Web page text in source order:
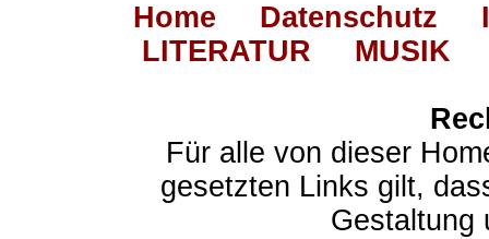
Home Datenschutz
LITERATUR
MUSIK
Für alle von dieser
gesetzten Links gilt,
Gestaltung